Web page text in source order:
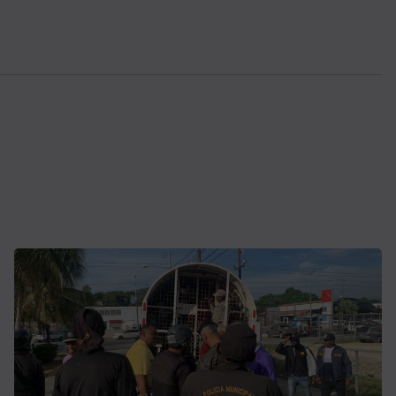
ACTUALITE
Haiti : Cinéma haïtien à Londres